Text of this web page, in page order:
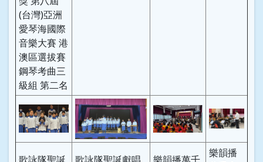
(台灣)亞洲
愛琴海國際
音樂大賽 港
澳區選拔賽
鋼琴考曲三
級組 第二名
樂韻播